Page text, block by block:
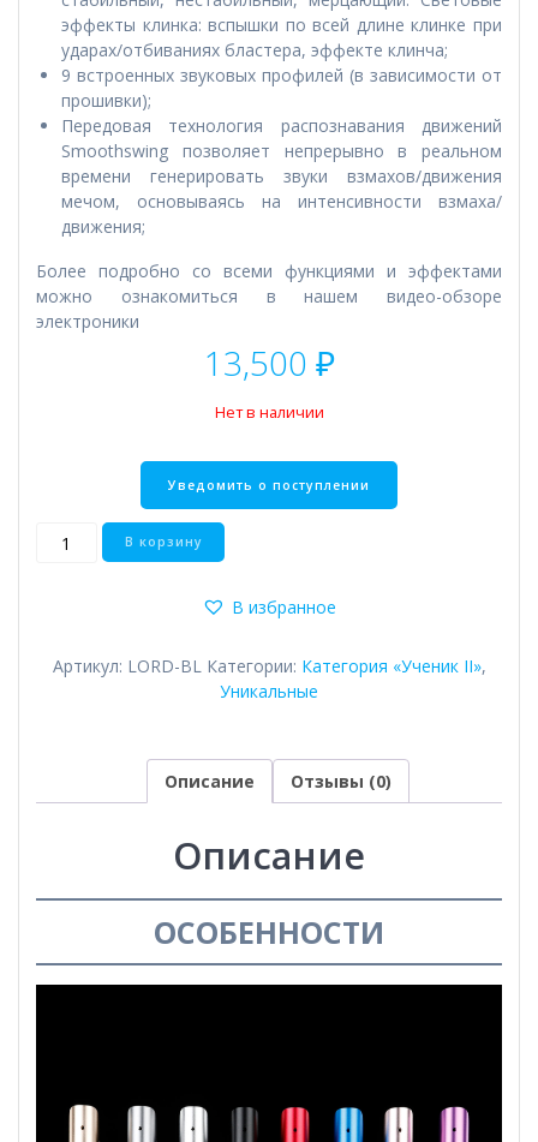
эффекты клинка: вспышки по всей длине клинке при
ударах/отбиваниях бластера, эффекте клинча;
9 встроенных звуковых профилей (в зависимости от
прошивки);
Передовая технология распознавания движений
Smoothswing позволяет непрерывно в реальном
времени генерировать звуки взмахов/движения
мечом, основываясь на интенсивности взмаха/
движения;
Более подробно со всеми функциями и эффектами
можно ознакомиться в нашем видео-обзоре
электроники
13,500 ₽
Нет в наличии
Количество
товара
В корзину
В избранное
Артикул: LORD-BL Категории: Категория «Ученик II»,
Уникальные
Описание Отзывы (0)
Описание
ОСОБЕННОСТИ